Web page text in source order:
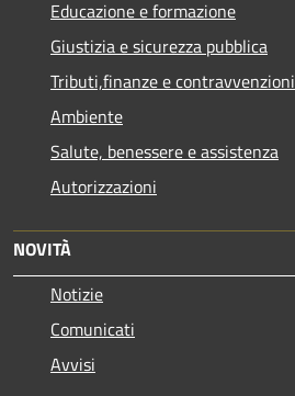
Educazione e formazione
Giustizia e sicurezza pubblica
Tributi,finanze e contravvenzioni
Ambiente
Salute, benessere e assistenza
Autorizzazioni
NOVITÀ
Notizie
Comunicati
Avvisi